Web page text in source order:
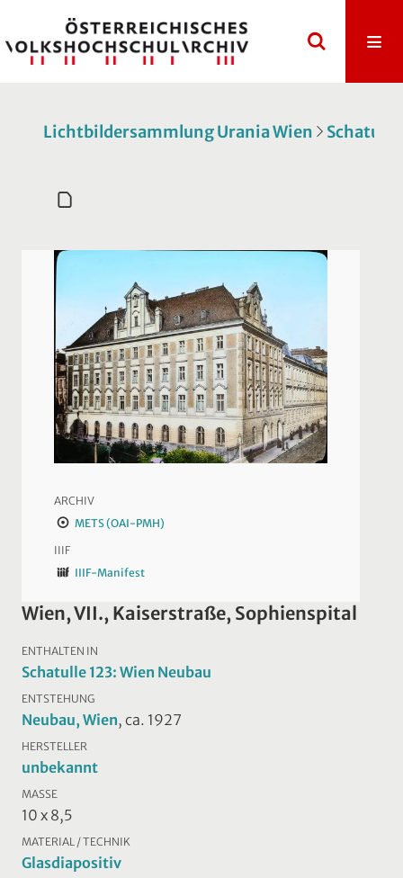
Lichtbildersammlung Urania Wien Schatulle
ARCHIV
METS (OAI-PMH)
IIIF
IIIF-Manifest
Wien, VII., Kaiserstraße, Sophienspital
ENTHALTEN IN
Schatulle 123: Wien Neubau
ENTSTEHUNG
Neubau, Wien, ca. 1927
HERSTELLER
unbekannt
MASSE
10 x 8,5
MATERIAL / TECHNIK
Glasdiapositiv